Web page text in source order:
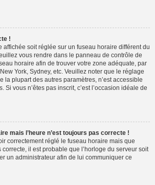
!
affichée soit réglée sur un fuseau horaire différent du
vous rendre dans le panneau de contrôle de
horaire afin de trouver votre zone adéquate, par
York, Sydney, etc. Veuillez noter que le réglage
la plupart des autres paramètres, n’est accessible
Si vous n’êtes pas inscrit, c’est l’occasion idéale de
mais l’heure n’est toujours pas correcte !
correctement réglé le fuseau horaire mais que
correcte, il est probable que l’horloge du serveur soit
un administrateur afin de lui communiquer ce